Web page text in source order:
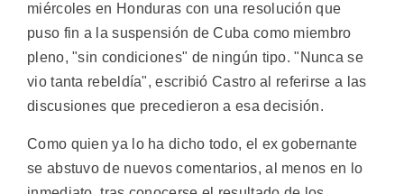
miércoles en Honduras con una resolución que
puso fin a la suspensión de Cuba como miembro
pleno, "sin condiciones" de ningún tipo. "Nunca se
vio tanta rebeldía", escribió Castro al referirse a las
discusiones que precedieron a esa decisión.
Como quien ya lo ha dicho todo, el ex gobernante
se abstuvo de nuevos comentarios, al menos en lo